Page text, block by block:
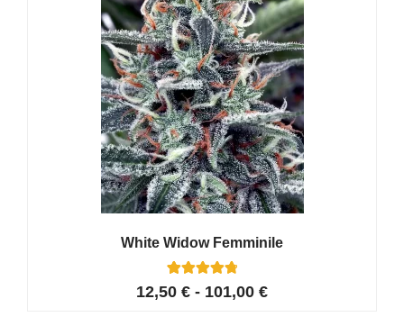
White Widow Femminile
Valutato
4.87
15
12,50 € - 101,00 €